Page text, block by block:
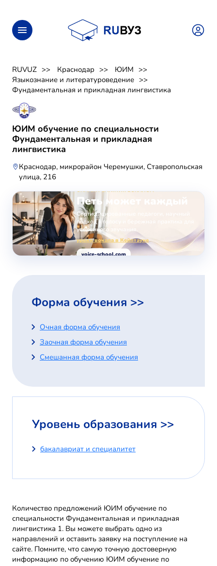
RUVUZ Краснодар
ЮИМ
Языкознание и литературоведение
Фундаментальная и прикладная лингвистика
ЮИМ обучение по специальности
Фундаментальная и прикладная
лингвистика
Краснодар, микрорайон Черемушки, Ставропольская
улица, 216
ОНЛАЙН-ЗАНЯТИЯ ВОКАЛОМ
Петь может каждый
Сертифицированные педагоги, научный
подход к голосу и бережная практика для
уверенного звучания.
уроки вокала в Кейптауне
voice-school.com
Форма обучения >>
Очная форма обучения
Заочная форма обучения
Смешанная форма обучения
Уровень образования >>
бакалавриат и специалитет
Количество предложений ЮИМ обучение по
специальности Фундаментальная и прикладная
лингвистика 1. Вы можете выбрать одно из
направлений и оставить заявку на поступление на
сайте. Помните, что самую точную достоверную
информацию по обучению ЮИМ обучение по